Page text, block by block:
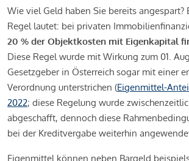
Wie viel Geld haben Sie bereits angespart?
Regel lautet: bei privaten
20 % der Objektkosten mit Eigenkapital
Diese Regel wurde mit Wirkung zum 01.
Gesetzgeber in Österreich sogar mit einer
Verordnung unterstrichen (Eigenmittel-
2022; diese Regelung wurde
abgeschafft, dennoch diese
bei der Kreditvergabe weiterhin
Eigenmittel können neben Bargeld